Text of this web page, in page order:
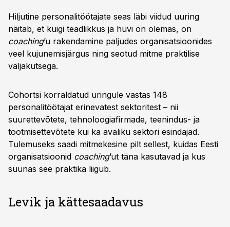
kasvu. Vajalik on suurendada investeeringuid ja
teadlikkust selle kasulikkusest.
Hiljutine personalitöötajate seas läbi viidud uuring
näitab, et kuigi teadlikkus ja huvi on olemas, on
coaching’u rakendamine paljudes organisatsioonides
veel kujunemisjärgus ning seotud mitme praktilise
väljakutsega.
Cohortsi korraldatud uringule vastas 148
personalitöötajat erinevatest sektoritest – nii
suurettevõtete, tehnoloogiafirmade, teenindus- ja
tootmisettevõtete kui ka avaliku sektori esindajad.
Tulemuseks saadi mitmekesine pilt sellest, kuidas Eesti
organisatsioonid coaching’ut täna kasutavad ja kus
suunas see praktika liigub.
Levik ja kättesaadavus